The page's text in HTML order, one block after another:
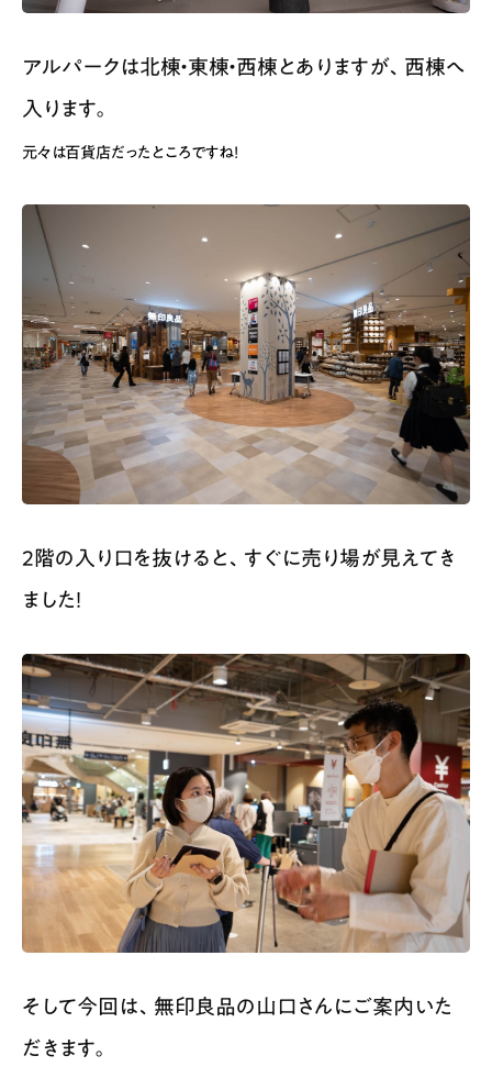
アルパークは北棟・東棟・西棟とありますが、西棟へ
入ります。
元々は百貨店だったところですね！
2階の入り口を抜けると、すぐに売り場が見えてき
ました！
そして今回は、無印良品の山口さんにご案内いた
だきます。